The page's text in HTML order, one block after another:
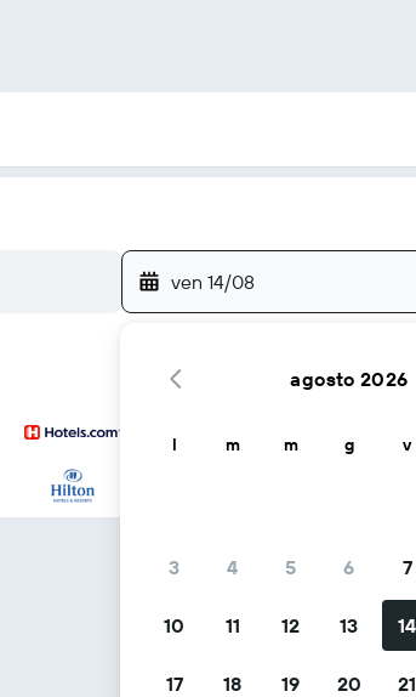
ven 14/08
agosto 2026
l m m g v
3 4 5 6 7
10 11 12 13 14
17 18 19 20 21